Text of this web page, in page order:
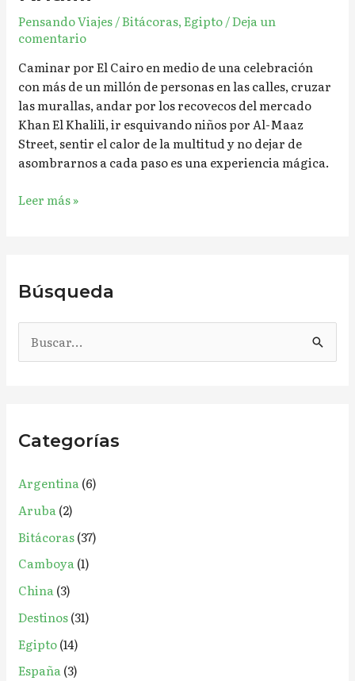
Pensando Viajes/Bitácoras,Egipto/Deja un
comentario
Caminar por El Cairo en medio de una celebración
con más de un millón de personas en las calles, cruzar
las murallas, andar por los recovecos del mercado
Khan El Khalili, ir esquivando niños por Al-Maaz
Street, sentir el calor de la multitud y no dejar de
asombrarnos a cada paso es una experiencia mágica.
Leer más »
Búsqueda
u
a
p
o
r
:
Categorías
Argentina(6)
Aruba(2)
Bitácoras(37)
Camboya(1)
China(3)
Destinos(31)
Egipto(14)
España(3)